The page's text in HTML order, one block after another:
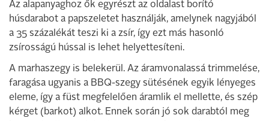
Az alapanyaghoz ők egyrészt az oldalast borító
húsdarabot a papszeletet használják, amelynek nagyjából
a 35 százalékát teszi ki a zsír, így ezt más hasonló
zsírosságú hússal is lehet helyettesíteni.
A marhaszegy is belekerül. Az áramvonalassá trimmelése,
faragása ugyanis a BBQ-szegy sütésének egyik lényeges
eleme, így a füst megfelelően áramlik el mellette, és szép
kérget (barkot) alkot. Ennek során jó sok darabtól meg